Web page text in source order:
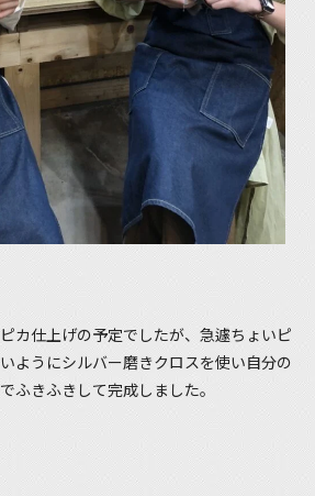
カ仕上げの予定でしたが、急遽ちょいピ
ようにシルバー磨きクロスを使い自分の
ふきふきして完成しました。